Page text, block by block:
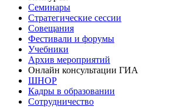
Семинары
Стратегические сессии
Совещания
Фестивали и форумы
Учебники
Архив мероприятий
Онлайн консультации ГИА
ШНОР
Кадры в образовании
Сотрудничество